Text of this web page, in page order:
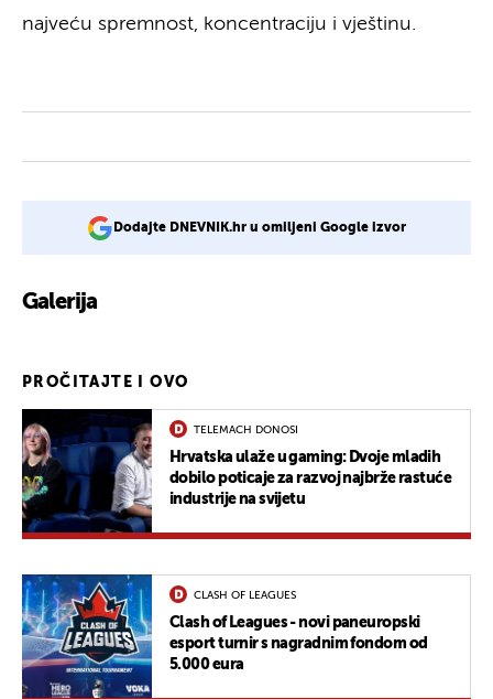
najveću spremnost, koncentraciju i vještinu.
Dodajte DNEVNIK.hr u omiljeni Google izvor
Galerija
PROČITAJTE I OVO
TELEMACH DONOSI
Hrvatska ulaže u gaming: Dvoje mladih
dobilo poticaje za razvoj najbrže rastuće
industrije na svijetu
CLASH OF LEAGUES
Clash of Leagues - novi paneuropski
esport turnir s nagradnim fondom od
5.000 eura